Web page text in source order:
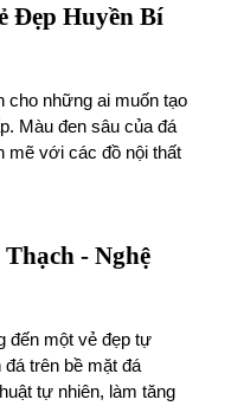
Đẹp Huyền Bí
cho những ai muốn tạo
Màu đen sâu của đá
mẽ với các đồ nội thất
- Nghệ
đến một vẻ đẹp tự
trên bề mặt đá
tự nhiên, làm tăng